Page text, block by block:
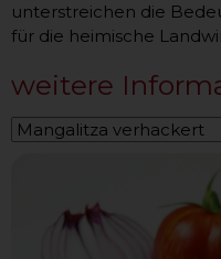
unterstreichen die
für die heimische
weitere